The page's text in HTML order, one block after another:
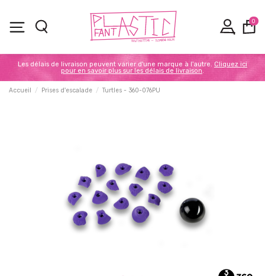
0
Les délais de livraison peuvent varier d'une marque à l'autre. Cliquez ici
pour en savoir plus sur les délais de livraison.
Accueil Prises d'escalade Turtles - 360-076PU